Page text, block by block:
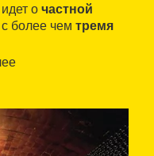
о частной
более чем тремя
работ по
и конечного